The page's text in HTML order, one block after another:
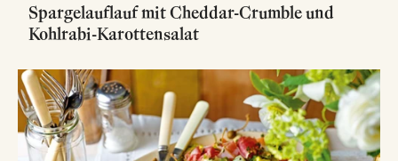
Spargelauflauf mit Cheddar-Crumble und
Kohlrabi-Karottensalat